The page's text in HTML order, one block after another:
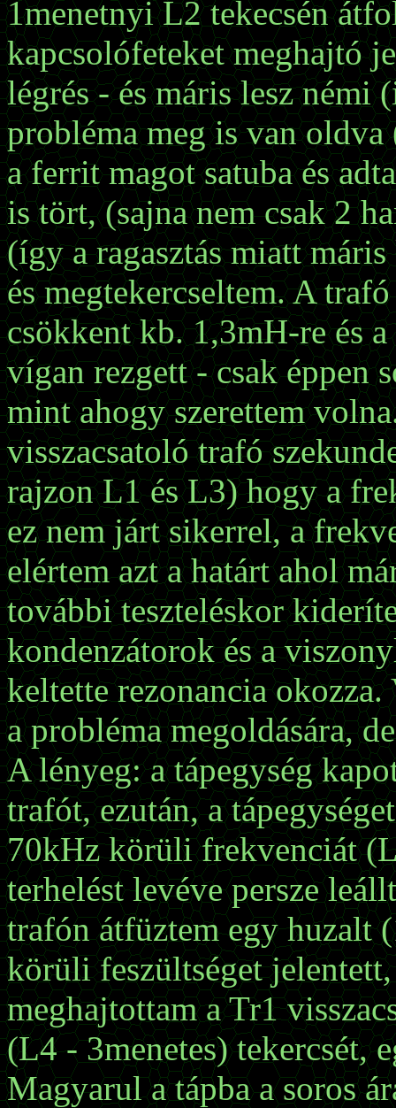
1menetnyi L2 tekecsén
kapcsolófeteket meghajtó
légrés - és máris lesz
probléma meg is van
a ferrit magot satuba és
is tört, (sajna nem csak 2
(így a ragasztás miatt
és megtekercseltem. A
csökkent kb. 1,3mH-re és
vígan rezgett - csak éppen
mint ahogy szerettem
visszacsatoló trafó
rajzon L1 és L3) hogy a
ez nem járt sikerrel, a
elértem azt a határt ahol
további teszteléskor
kondenzátorok és a
keltette rezonancia
a probléma megoldására,
A lényeg: a tápegység
trafót, ezután, a
70kHz körüli frekvenciát
terhelést levéve persze
trafón átfüztem egy huzalt
körüli feszültséget
meghajtottam a Tr1
(L4 - 3menetes) tekercsét,
Magyarul a tápba a soros